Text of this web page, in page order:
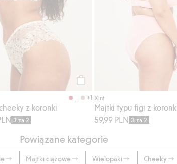
+1
z koronki
3 za 2
Xlnt
Majtki typu figi z
59,99 PLN 3 za 2
Powiązane kategorie
Majtki ciążowe Wielopaki Cheeky